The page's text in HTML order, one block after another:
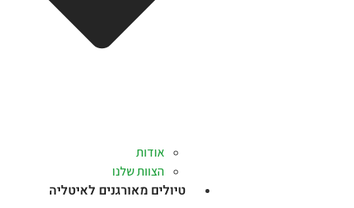
אודות
הצוות שלנו
טיולים מאורגנים לאיטליה